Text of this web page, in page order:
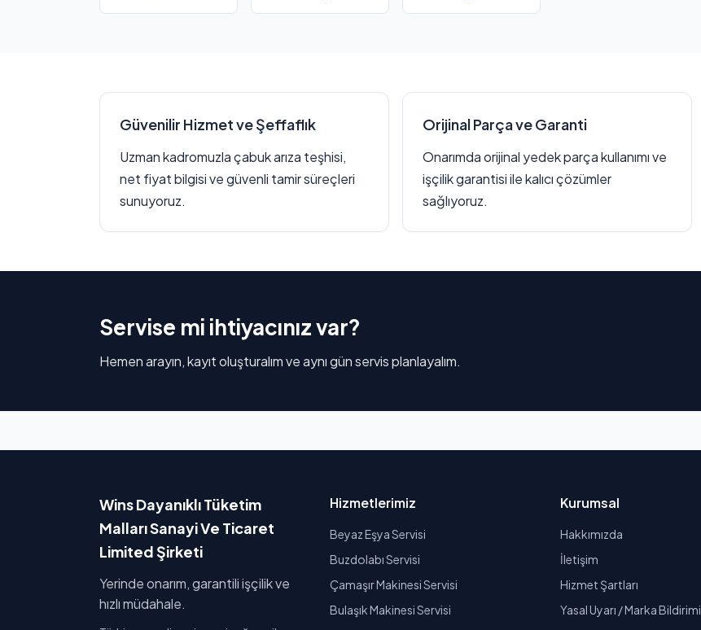
Güvenilir Hizmet ve Şeffaflık
Uzman kadromuzla çabuk arıza teşhisi,
net fiyat bilgisi ve güvenli tamir süreçleri
sunuyoruz.
Orijinal Parça ve Garanti
Onarımda orijinal yedek parça kullanımı ve
işçilik garantisi ile kalıcı çözümler
sağlıyoruz.
Servise mi ihtiyacınız var?
Hemen arayın, kayıt oluşturalım ve aynı gün servis planlayalım.
Wins Dayanıklı Tüketim
Malları Sanayi Ve Ticaret
Limited Şirketi
Yerinde onarım, garantili işçilik ve
hızlı müdahale.
Hizmetlerimiz
Beyaz Eşya Servisi
Buzdolabı Servisi
Çamaşır Makinesi Servisi
Bulaşık Makinesi Servisi
Kurumsal
Hakkımızda
İletişim
Hizmet Şartları
Yasal Uyarı / Marka Bildirimi